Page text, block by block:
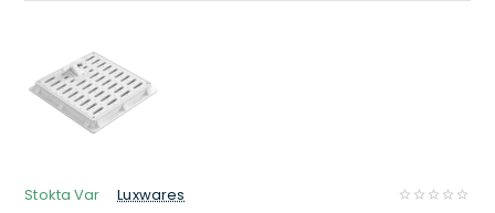
Stokta Var Luxwares